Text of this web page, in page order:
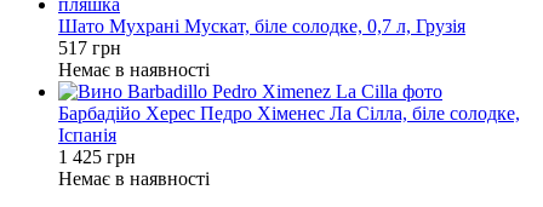
Шато Мухрані Мускат, біле солодке, 0,7 л, Грузія
517 грн
Немає в наявності
Барбадійо Херес Педро Хіменес Ла Сілла, біле солодке,
Іспанія
1 425 грн
Немає в наявності